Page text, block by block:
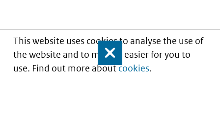
This website uses cookies to analyse the use of
the website and to make it easier for you to
use. Find out more aboutcookies.
Close